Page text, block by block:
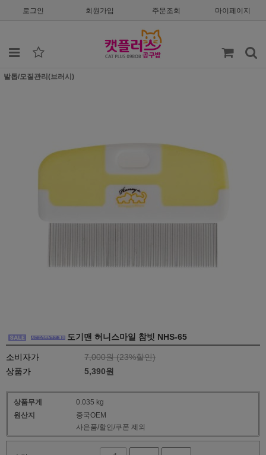
로그인 회원가입 주문조회 마이페이지
발톱/모질관리(브러시)
도기맨 허니스마일 참빗 NHS-65
소비자가 7,000원 (23%할인)
상품가
5,390원
상품무게
0.035 kg
원산지
중국OEM
사은품/할인/쿠폰 제외